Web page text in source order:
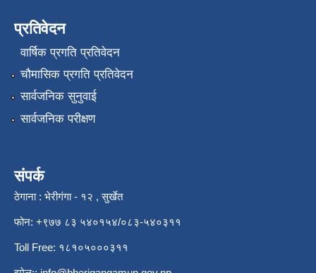
प्रतिवेदन
वार्षिक प्रगति प्रतिवेदन
चौमासिक प्रगति प्रतिवेदन
सार्वजनिक सुनुवाई
सार्वजनिक परीक्षण
संपर्क
ठेगाना : भेरीगंगा - १२ , सुर्खेत
फोन: +९७७ ८३ ५४०१५४/०८३-५४०३११
Toll Free: १८१०५०००३११